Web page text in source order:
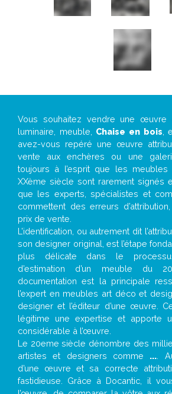
Vous souhaitez vendre une œuvre
luminaire, meuble, Chaise en bois ,
avez-vous repéré une œuvre
vente aux enchères ou une
toujours à l’esprit que les meubles
XXème siècle sont rarement signés
que les experts, spécialistes et
commettent des erreurs
prix de vente.
L’identification, ou autrement dit
son designer original, est l’étape
plus délicate dans le
d’estimation d’un meuble du
documentation est la principale
l’expert en meubles art déco et
designer et l’éditeur d’une œuvre.
légitime une expertise et apporte
considérable à l’œuvre.
Le 20eme siècle dénombre des
artistes et designers comme ... .
d’une œuvre et sa correcte
fastidieuse. Grâce à Docantic, il